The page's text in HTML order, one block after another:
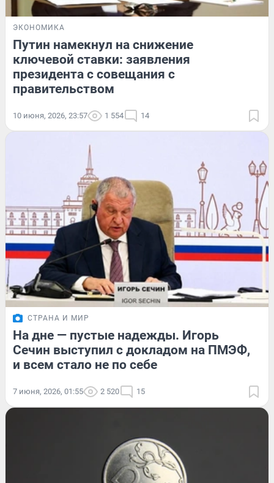
ЭКОНОМИКА
Путин намекнул на снижение
ключевой ставки: заявления
президента с совещания с
правительством
10 июня, 2026, 23:57 1 554 14
СТРАНА И МИР
На дне — пустые надежды. Игорь
Сечин выступил с докладом на ПМЭФ,
и всем стало не по себе
7 июня, 2026, 01:55 2 520 15